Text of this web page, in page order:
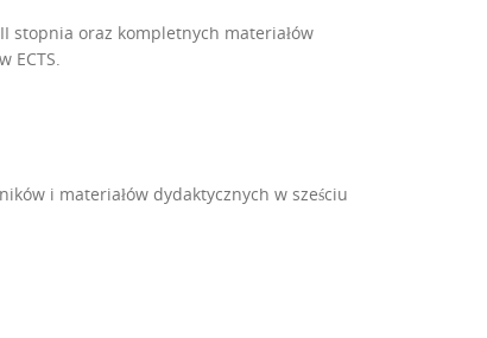
stopnia oraz kompletnych materiałów
ECTS.
i materiałów dydaktycznych w sześciu